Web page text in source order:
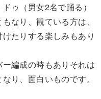
ゥ（男女2名で踊る）
なり、観ている方は、
たりする楽しみもあり
編成の時もありそれは
り、面白いものです。